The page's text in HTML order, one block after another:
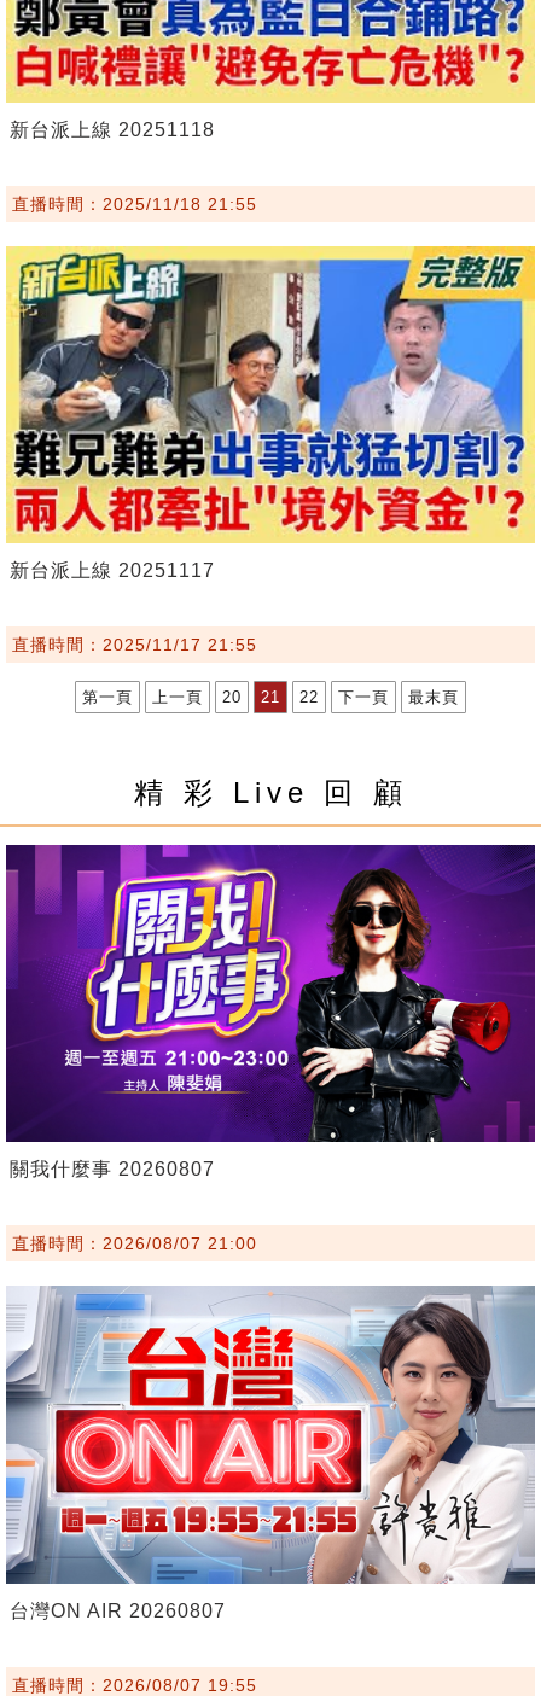
新台派上線 20251118
直播時間：2025/11/18 21:55
新台派上線 20251117
直播時間：2025/11/17 21:55
第一頁 上一頁 20 21 22 下一頁 最末頁
精 彩 Live 回 顧
關我什麼事 20260807
直播時間：2026/08/07 21:00
台灣ON AIR 20260807
直播時間：2026/08/07 19:55